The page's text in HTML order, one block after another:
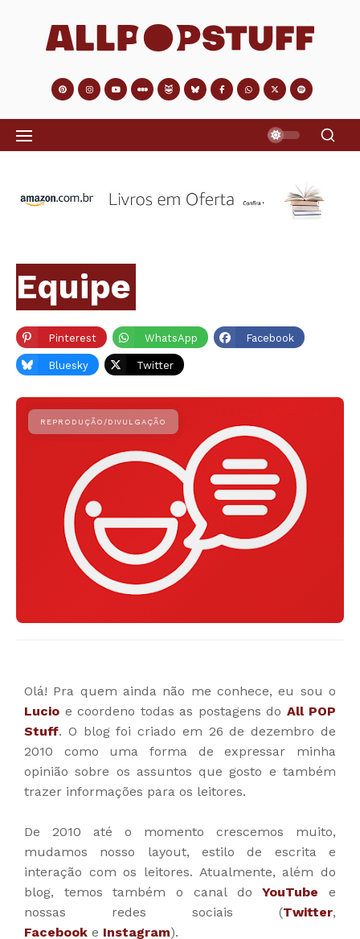
Equipe
Pinterest WhatsApp Facebook
Bluesky Twitter
Olá! Pra quem ainda não me conhece, eu sou o
Lucio e coordeno todas as postagens do All POP
Stuff. O blog foi criado em 26 de dezembro de
2010 como uma forma de expressar minha
opinião sobre os assuntos que gosto e também
trazer informações para os leitores.
De 2010 até o momento crescemos muito,
mudamos nosso layout, estilo de escrita e
interação com os leitores. Atualmente, além do
blog, temos também o canal doYouTube e
nossas redes sociais (Twitter,
Facebook e Instagram).